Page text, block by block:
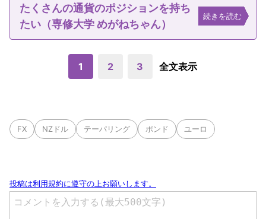
たくさんの通貨のポジションを持ち
たい（専修大学 めがねちゃん）
続きを読む
1 2 3 全文表示
FX NZドル テーパリング ポンド ユーロ